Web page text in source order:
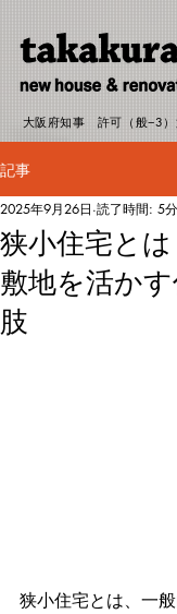
大阪府知事 許可（般−3
記事
狭小住宅と
敷地を活か
肢
2025年9月26日 読了時間: 5分
狭小住宅とは、一